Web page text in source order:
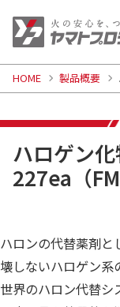
ハロゲン
227ea（
HOME 製品概要
ハロンの代替薬剤と
壊しないハロゲン系
世界のハロン代替